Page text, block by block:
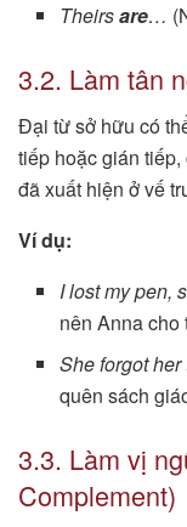
Theirsare…
3.2. Làm tân
Đại từ sở hữu có
tiếp hoặc gián
đã xuất hiện ở vế
Ví dụ:
I lost my pen,
nên Anna cho
She forgot
quên sách
3.3. Làm vị
Complement)